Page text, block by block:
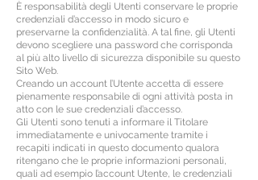
È responsabilità degli Utenti conservare le proprie
credenziali d’accesso in modo sicuro e
preservarne la confidenzialità. A tal fine, gli Utenti
devono scegliere una password che corrisponda
al più alto livello di sicurezza disponibile su questo
Sito Web.
Creando un account l’Utente accetta di essere
pienamente responsabile di ogni attività posta in
atto con le sue credenziali d’accesso.
Gli Utenti sono tenuti a informare il Titolare
immediatamente e univocamente tramite i
recapiti indicati in questo documento qualora
ritengano che le proprie informazioni personali,
quali ad esempio l’account Utente, le credenziali